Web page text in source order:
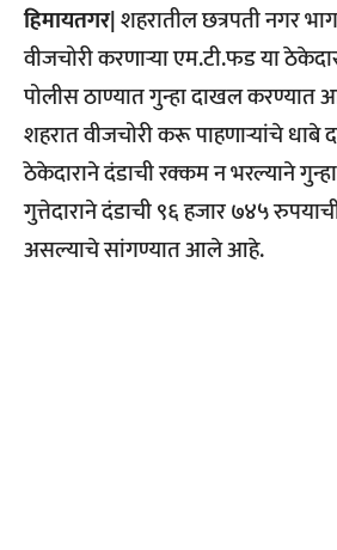
हिमायतगर|शहरातील छत्रपती नगर
वीजचोरी करणाऱ्या एम.टी.फड या
पोलीस ठाण्यात गुन्हा दाखल
शहरात वीजचोरी करू पाहणाऱ्यांचे
ठेकेदाराने दंडाची रक्कम न भरल्याने
गुत्तेदाराने दंडाची ९६ हजार ७४५
असल्याचे सांगण्यात आले आहे.